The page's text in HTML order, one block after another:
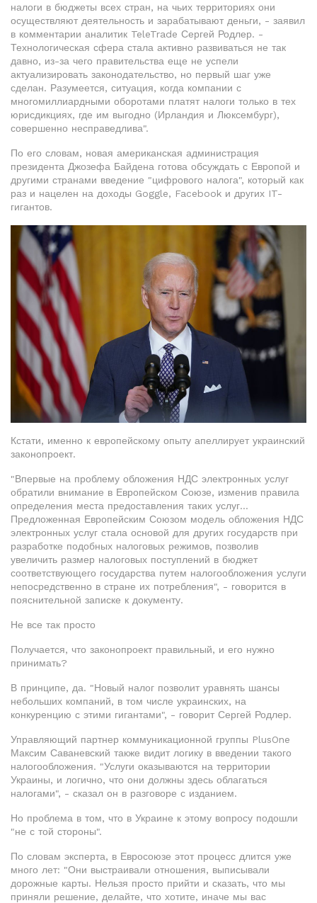
налоги в бюджеты всех стран, на чьих территориях они
осуществляют деятельность и зарабатывают деньги, - заявил
в комментарии аналитик TeleTrade Сергей Родлер. -
Технологическая сфера стала активно развиваться не так
давно, из-за чего правительства еще не успели
актуализировать законодательство, но первый шаг уже
сделан. Разумеется, ситуация, когда компании с
многомиллиардными оборотами платят налоги только в тех
юрисдикциях, где им выгодно (Ирландия и Люксембург),
совершенно несправедлива".
По его словам, новая американская администрация
президента Джозефа Байдена готова обсуждать с Европой и
другими странами введение "цифрового налога", который как
раз и нацелен на доходы Goggle, Facebook и других IT-
гигантов.
Кстати, именно к европейскому опыту апеллирует украинский
законопроект.
"Впервые на проблему обложения НДС электронных услуг
обратили внимание в Европейском Союзе, изменив правила
определения места предоставления таких услуг…
Предложенная Европейским Союзом модель обложения НДС
электронных услуг стала основой для других государств при
разработке подобных налоговых режимов, позволив
увеличить размер налоговых поступлений в бюджет
соответствующего государства путем налогообложения услуги
непосредственно в стране их потребления", - говорится в
пояснительной записке к документу.
Не все так просто
Получается, что законопроект правильный, и его нужно
принимать?
В принципе, да. "Новый налог позволит уравнять шансы
небольших компаний, в том числе украинских, на
конкуренцию с этими гигантами", - говорит Сергей Родлер.
Управляющий партнер коммуникационной группы PlusOne
Максим Саваневский также видит логику в введении такого
налогообложения. "Услуги оказываются на территории
Украины, и логично, что они должны здесь облагаться
налогами", - сказал он в разговоре с изданием.
Но проблема в том, что в Украине к этому вопросу подошли
"не с той стороны".
По словам эксперта, в Евросоюзе этот процесс длится уже
много лет: "Они выстраивали отношения, выписывали
дорожные карты. Нельзя просто прийти и сказать, что мы
приняли решение, делайте, что хотите, иначе мы вас